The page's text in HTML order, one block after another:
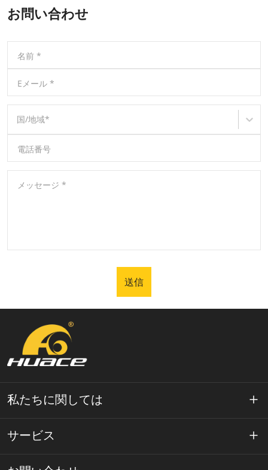
お問い合わせ
名前 *
Eメール *
国/地域*
電話番号
メッセージ *
送信
私たちに関しては
ワエースについて
サービス
プライバシーポリシー